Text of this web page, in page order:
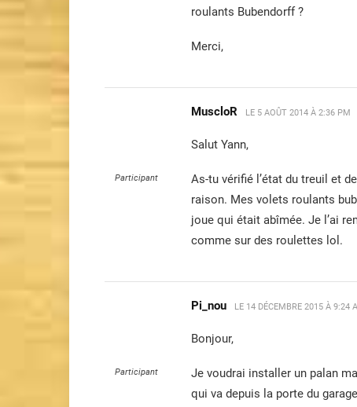
roulants Bubendorff ?
Merci,
Participant
MuscloR LE 5 AOÛT 2014 À 2:36 PM
Salut Yann,
As-tu vérifié l’état du treuil et
raison. Mes volets roulants
joue qui était abîmée. Je l’ai
comme sur des roulettes lol.
Participant
Pi_nou LE 14 DÉCEMBRE 2015 À 9:24
Bonjour,
Je voudrai installer un palan
qui va depuis la porte du